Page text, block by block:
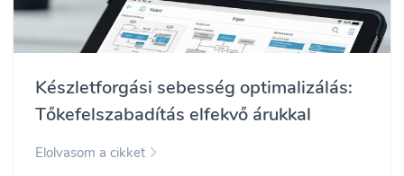
Készletforgási sebesség optimalizálás:
Tőkefelszabadítás elfekvő árukkal
Elolvasom a cikket